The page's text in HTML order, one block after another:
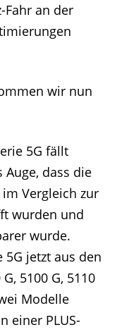
Fahr an der
wir nun
5G fällt
dass die
Vergleich zur
wurden und
wurde.
5G jetzt aus den
5100 G, 5110
Modelle
einer PLUS-